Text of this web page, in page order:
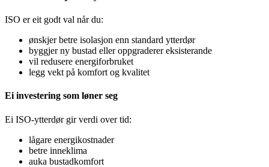
ISO er eit godt val når du:
ønskjer betre isolasjon enn standard ytterdør
byggjer ny bustad eller oppgraderer eksisterande
vil redusere energiforbruket
legg vekt på komfort og kvalitet
Ei investering som løner seg
Ei ISO-ytterdør gir verdi over tid:
lågare energikostnader
betre inneklima
auka bustadkomfort